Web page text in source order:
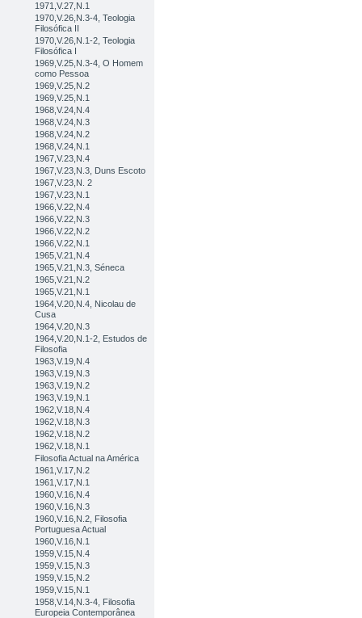
1971,V.27,N.1
1970,V.26,N.3-4, Teologia
Filosófica II
1970,V.26,N.1-2, Teologia
Filosófica I
1969,V.25,N.3-4, O Homem
como Pessoa
1969,V.25,N.2
1969,V.25,N.1
1968,V.24,N.4
1968,V.24,N.3
1968,V.24,N.2
1968,V.24,N.1
1967,V.23,N.4
1967,V.23,N.3, Duns Escoto
1967,V.23,N. 2
1967,V.23,N.1
1966,V.22,N.4
1966,V.22,N.3
1966,V.22,N.2
1966,V.22,N.1
1965,V.21,N.4
1965,V.21,N.3, Séneca
1965,V.21,N.2
1965,V.21,N.1
1964,V.20,N.4, Nicolau de
Cusa
1964,V.20,N.3
1964,V.20,N.1-2, Estudos de
Filosofia
1963,V.19,N.4
1963,V.19,N.3
1963,V.19,N.2
1963,V.19,N.1
1962,V.18,N.4
1962,V.18,N.3
1962,V.18,N.2
1962,V.18,N.1
Filosofia Actual na América
1961,V.17,N.2
1961,V.17,N.1
1960,V.16,N.4
1960,V.16,N.3
1960,V.16,N.2, Filosofia
Portuguesa Actual
1960,V.16,N.1
1959,V.15,N.4
1959,V.15,N.3
1959,V.15,N.2
1959,V.15,N.1
1958,V.14,N.3-4, Filosofia
Europeia Contemporânea